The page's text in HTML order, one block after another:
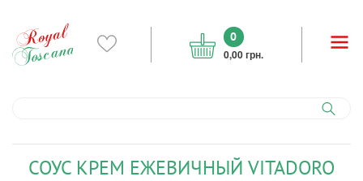
0
0,00 грн.
СОУС КРЕМ ЕЖЕВИЧНЫЙ VITADORO